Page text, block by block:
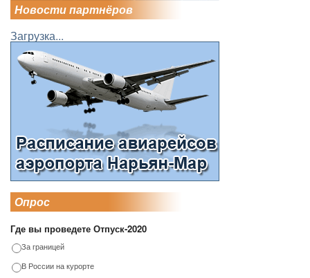
Новости партнёров
Загрузка...
Опрос
Где вы проведете Отпуск-2020
За границей
В России на курорте